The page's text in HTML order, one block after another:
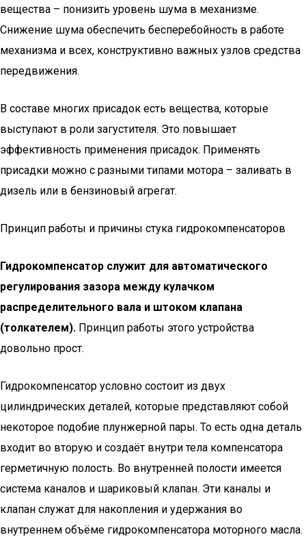
вещества – понизить уровень шума в механизме.
Снижение шума обеспечить бесперебойность в работе
механизма и всех, конструктивно важных узлов средства
передвижения.
В составе многих присадок есть вещества, которые
выступают в роли загустителя. Это повышает
эффективность применения присадок. Применять
присадки можно с разными типами мотора – заливать в
дизель или в бензиновый агрегат.
Принцип работы и причины стука гидрокомпенсаторов
Гидрокомпенсатор служит для автоматического
регулирования зазора между кулачком
распределительного вала и штоком клапана
(толкателем). Принцип работы этого устройства
довольно прост.
Гидрокомпенсатор условно состоит из двух
цилиндрических деталей, которые представляют собой
некоторое подобие плунжерной пары. То есть одна деталь
входит во вторую и создаёт внутри тела компенсатора
герметичную полость. Во внутренней полости имеется
система каналов и шариковый клапан. Эти каналы и
клапан служат для накопления и удержания во
внутреннем объёме гидрокомпенсатора моторного масла.